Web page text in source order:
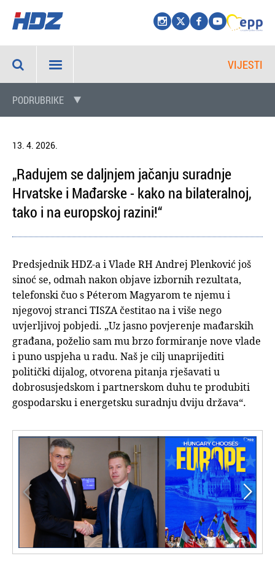
VIJESTI
PODRUBRIKE
13. 4. 2026.
„Radujem se daljnjem jačanju suradnje
Hrvatske i Mađarske - kako na bilateralnoj,
tako i na europskoj razini!“
Predsjednik HDZ-a i Vlade RH Andrej Plenković još
sinoć se, odmah nakon objave izbornih rezultata,
telefonski čuo s Péterom Magyarom te njemu i
njegovoj stranci TISZA čestitao na i više nego
uvjerljivoj pobjedi. „Uz jasno povjerenje mađarskih
građana, poželio sam mu brzo formiranje nove vlade
i puno uspjeha u radu. Naš je cilj unaprijediti
politički dijalog, otvorena pitanja rješavati u
dobrosusjedskom i partnerskom duhu te produbiti
gospodarsku i energetsku suradnju dviju država“.

